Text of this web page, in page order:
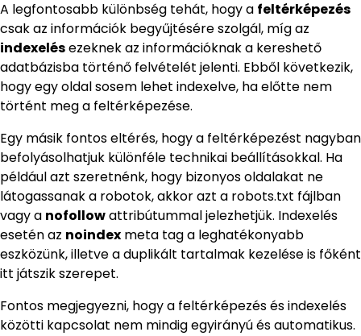
A legfontosabb különbség tehát, hogy a feltérképezés
csak az információk begyűjtésére szolgál, míg az
indexelésezeknek az információknak a kereshető
adatbázisba történő felvételét jelenti. Ebből következik,
hogy egy oldal sosem lehet indexelve, ha előtte nem
történt meg a feltérképezése.
Egy másik fontos eltérés, hogy a feltérképezést nagyban
befolyásolhatjuk különféle technikai beállításokkal. Ha
például azt szeretnénk, hogy bizonyos oldalakat ne
látogassanak a robotok, akkor azt a robots.txt fájlban
vagy a nofollowattribútummal jelezhetjük. Indexelés
esetén az noindex meta tag a leghatékonyabb
eszközünk, illetve a duplikált tartalmak kezelése is főként
itt játszik szerepet.
Fontos megjegyezni, hogy a feltérképezés és indexelés
közötti kapcsolat nem mindig egyirányú és automatikus.